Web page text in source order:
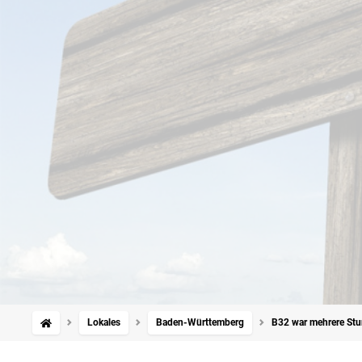
Lokales Baden-Württemberg B32 war mehrere